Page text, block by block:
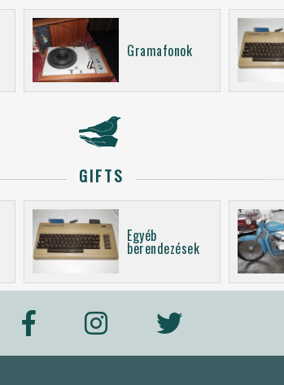
Gramafonok
GIFTS
Egyéb
berendezések